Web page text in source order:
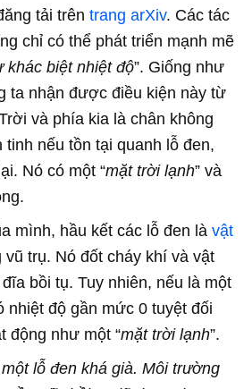
tải trên trang arXiv. Các tác
chỉ có thể phát triển mạnh mẽ
khác biệt nhiệt độ”. Giống như
ta nhận được điều kiện này từ
và phía kia là chân không
nếu tồn tại quanh lỗ đen,
Nó có một “mặt trời lạnh” và
mình, hầu kết các lỗ đen là vật
vũ trụ. Nó đốt cháy khí và vật
bồi tụ. Tuy nhiên, nếu là một
nhiệt độ gần mức 0 tuyệt đối
động như một “mặt trời lạnh”.
lỗ đen khá già. Môi trường